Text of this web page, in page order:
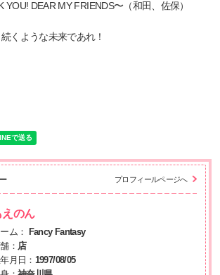
YOU! DEAR MY FRIENDS〜（和田、佐保）
くような未来であれ！
プロフィールページへ
えのん
ム：
Fancy Fantasy
： 店
月日： 1997/08/05